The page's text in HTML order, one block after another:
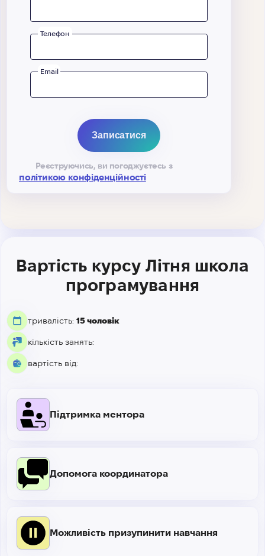
Телефон
Email
Реєструючись, ви погоджуєтесь з
політикою конфіденційності
Вартість курсу Літня школа
програмування
тривалість: 15 чоловік
кількість занять:
вартість від:
Підтримка ментора
Допомога координатора
Можливість призупинити навчання